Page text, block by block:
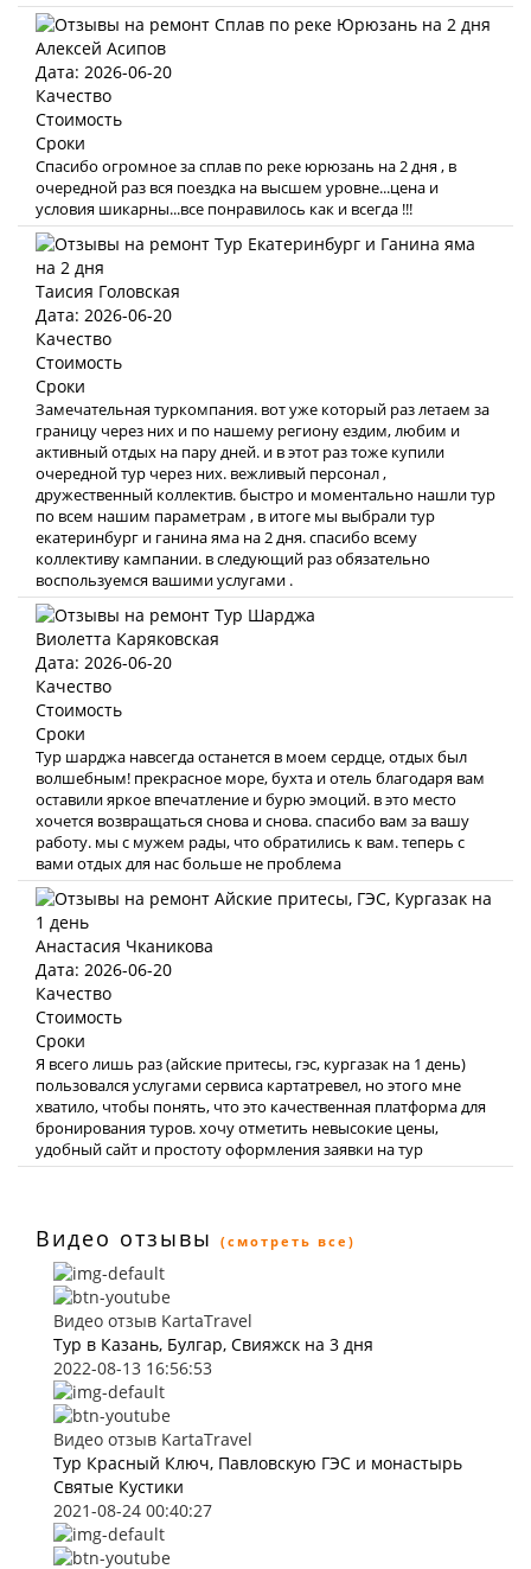
Алексей Асипов
Дата: 2026-06-20
Качество
Стоимость
Сроки
Спасибо огромное за сплав по реке юрюзань на 2 дня , в
очередной раз вся поездка на высшем уровне...цена и
условия шикарны...все понравилось как и всегда !!!
Таисия Головская
Дата: 2026-06-20
Качество
Стоимость
Сроки
Замечательная туркомпания. вот уже который раз летаем за
границу через них и по нашему региону ездим, любим и
активный отдых на пару дней. и в этот раз тоже купили
очередной тур через них. вежливый персонал ,
дружественный коллектив. быстро и моментально нашли тур
по всем нашим параметрам , в итоге мы выбрали тур
екатеринбург и ганина яма на 2 дня. спасибо всему
коллективу кампании. в следующий раз обязательно
воспользуемся вашими услугами .
Виолетта Каряковская
Дата: 2026-06-20
Качество
Стоимость
Сроки
Тур шарджа навсегда останется в моем сердце, отдых был
волшебным! прекрасное море, бухта и отель благодаря вам
оставили яркое впечатление и бурю эмоций. в это место
хочется возвращаться снова и снова. спасибо вам за вашу
работу. мы с мужем рады, что обратились к вам. теперь с
вами отдых для нас больше не проблема
Анастасия Чканикова
Дата: 2026-06-20
Качество
Стоимость
Сроки
Я всего лишь раз (айские притесы, гэс, кургазак на 1 день)
пользовался услугами сервиса картатревел, но этого мне
хватило, чтобы понять, что это качественная платформа для
бронирования туров. хочу отметить невысокие цены,
удобный сайт и простоту оформления заявки на тур
Видео отзывы (смотреть все)
Видео отзыв KartaTravel
Тур в Казань, Булгар, Свияжск на 3 дня
2022-08-13 16:56:53
Видео отзыв KartaTravel
Тур Красный Ключ, Павловскую ГЭС и монастырь
Святые Кустики
2021-08-24 00:40:27